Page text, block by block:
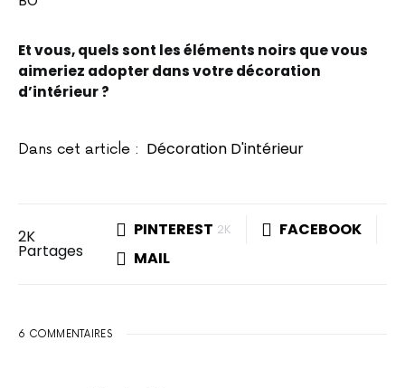
Et vous, quels sont les éléments noirs que vous
aimeriez adopter dans votre décoration
d’intérieur ?
Dans cet article : Décoration D'intérieur
2K
Partages
PINTEREST 2K
FACEBOOK
MAIL
6 COMMENTAIRES